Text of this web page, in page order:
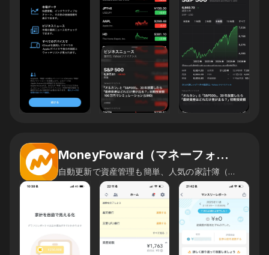
MoneyFoward（マネーフォワード）
自動更新で資産管理も簡単、人気の家計簿（かけいぼ）アプリ